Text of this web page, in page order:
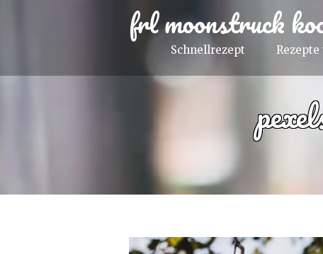
frl moonstruck
Schnellrezept Rezepte